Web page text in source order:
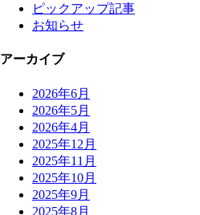
ピックアップ記事
お知らせ
アーカイブ
2026年6月
2026年5月
2026年4月
2025年12月
2025年11月
2025年10月
2025年9月
2025年8月